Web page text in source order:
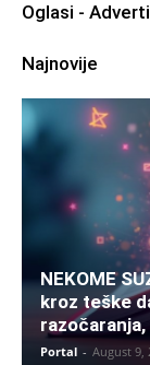
Oglasi -
Najnovije
NEKOME
kroz teške
Portal - August 9,